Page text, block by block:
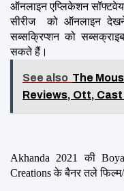
ऑनलाइन एप्लिकेशन
सीरीज  को ऑनलाइन
सब्सक्रिप्शन को
सकते हैं।
See also The
Reviews, Ott,
Akhanda 2021 की
Creations के बैनर तले फिल्म/